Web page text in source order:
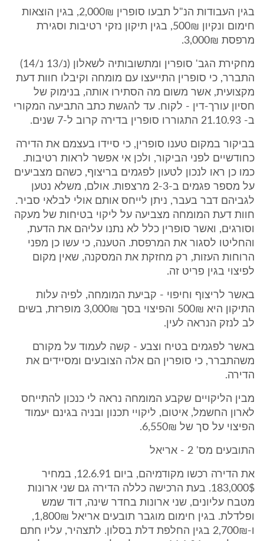
בגין העבודות הנ"ל תבעו סופרין 2,000₪, בגין הוצאות
חימום ונקיון 500₪, בגין תיקון נזקי רטיבות וסגירת
מרפסת 3,000₪.
מחקירת הגב' סופרין ומתשובותיה לשאלון (נ/13 נ/14)
התברר, כי סופרין התייעצו עם מומחה וקיבלו חוות דעת
מקצועית, אשר משום מה הסתירו אותה, בנימוק של
חסיון עורך-דין - לקוח. עד להגשת כתב התביעה המקורי
ב- 21.10.93 התגוררו סופרין בדירה קרוב ל-7 שנים.
בביקור במקום טענו סופרין, כי סיידו בעצמם את הדירה
כחודשיים לפני הביקור, ולכן אי אפשר לראות רטיבות.
כמו כן ראו לנכון לטעון לפגמים בריצוף, כשהם מצביעים
על מספר פגמים ב-2-3 מרצפות. אולם, משלא נטען
לגביהם דבר בעבר, ניתן לייחס אותם אולי לבלאי סביר.
חוות דעת המומחה מצביעה על ליקוי בטיחות של מעקה
וסורגים, ואשר סופרין כלל לא נתנו עליהם את הדעת,
והחליטו לסגור את המרפסת. הטענה, כי עשו כן מפני
הרוחות העזות, רק מחזקת את המסקנה, שאין מקום
לפיצוי בגין פריט זה.
באשר לריצוף וחיפוי - קביעת המומחה, לפיה עלות
התיקון היא 500₪ והפיצוי בסך 3,000₪ מופרזת, בשים
לב לנזק הנראה לעין.
באשר לפגמים בטיח וצבע - קשה לעמוד על מקורם
משהתברר, כי סופרין הם אלה הצובעים ומסיידים את
הדירה.
מבין הליקויים שקבע המומחה נראה לי כנכון להתייחס
לארון החשמל, איטום, ליקויי תכנון ובניה בגינם יעמוד
הפיצוי על סך של 6,550₪.
התובעים מס' 2 - אריאל
את הדירה רכשו מקודמיהם, ביום 12.6.91, במחיר
183,000$. בעת הרכישה כללה הדירה גם שני ארונות
מטבח עליונים, שני ארונות בחדר שינה, דוד שמש
ופלדלת. בגין חימום מוגבר תובעים אריאל 1,800₪,
ו-2,700₪ בגין החלפת דלת בסלון. לתצהיר, עליו חתם